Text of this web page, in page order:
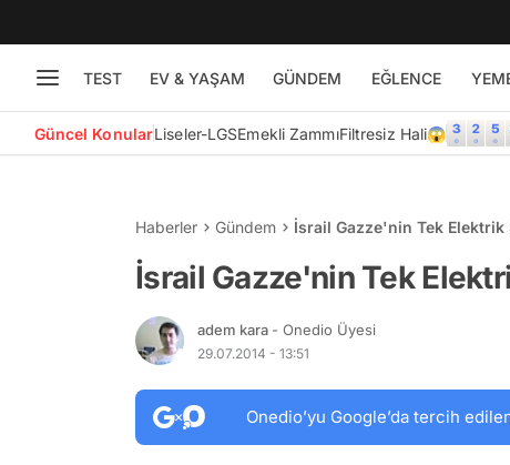
TEST EV & YAŞAM GÜNDEM EĞLENCE
Güncel KonularLiseler-LGSEmekli ZammıFiltresiz Hali😱
Haberler Gündem İsrail Gazze'nin Tek
İsrail Gazze'nin Tek
adem kara - Onedio Üyesi
29.07.2014 - 13:51
Onedio’yu Google’da tercih